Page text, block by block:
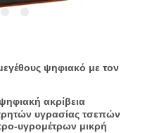
ψηφιακό με τον
ακρίβεια
υγρασίας τσεπών
υγρομέτρων μικρή